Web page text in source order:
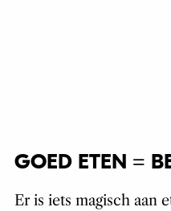
GOED ETEN =
Er is iets magisch aan